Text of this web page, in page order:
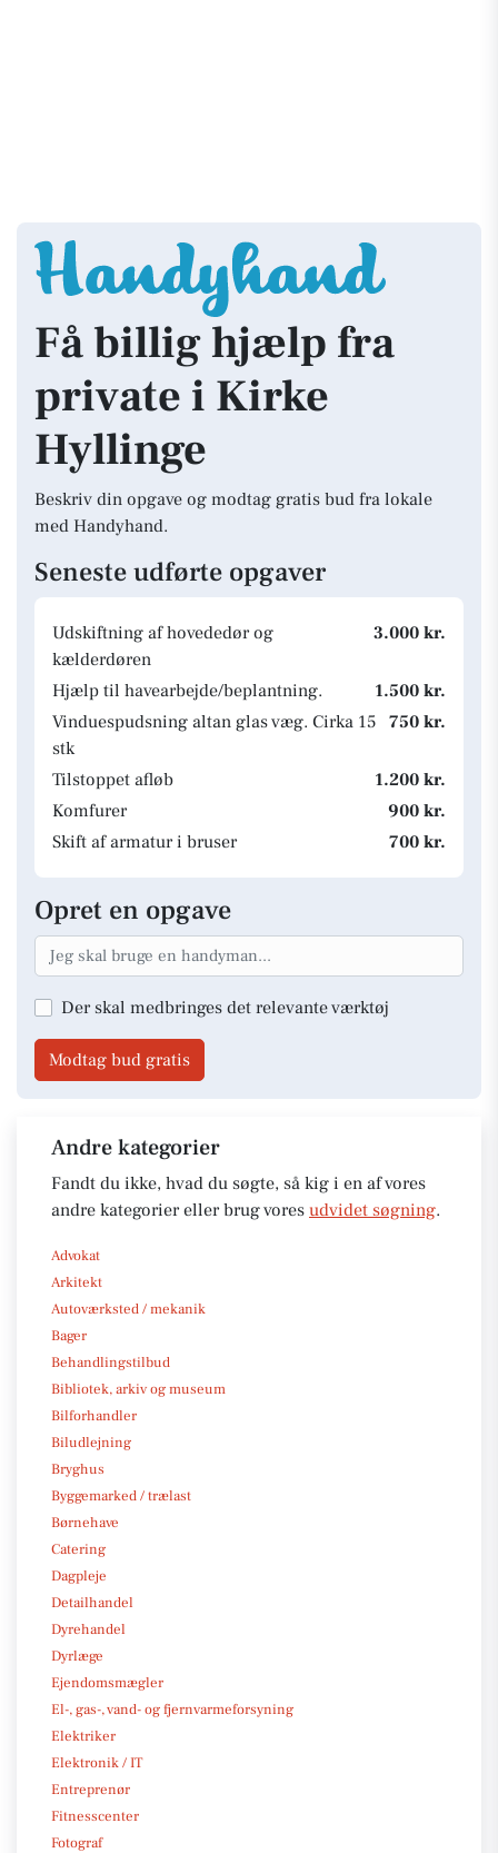
Få billig hjælp fra
private i Kirke
Hyllinge
Beskriv din opgave og modtag gratis bud fra lokale
med Handyhand.
Seneste udførte opgaver
Udskiftning af hovededør og
kælderdøren
3.000 kr.
Hjælp til havearbejde/beplantning.
1.500 kr.
Vinduespudsning altan glas væg. Cirka 15
stk
750 kr.
Tilstoppet afløb
1.200 kr.
Komfurer
900 kr.
Skift af armatur i bruser
700 kr.
Opret en opgave
Der skal medbringes det relevante værktøj
Modtag bud gratis
Andre kategorier
Fandt du ikke, hvad du søgte, så kig i en af vores
andre kategorier eller brug vores udvidet søgning.
Advokat
Arkitekt
Autoværksted / mekanik
Bager
Behandlingstilbud
Bibliotek, arkiv og museum
Bilforhandler
Biludlejning
Bryghus
Byggemarked / trælast
Børnehave
Catering
Dagpleje
Detailhandel
Dyrehandel
Dyrlæge
Ejendomsmægler
El-, gas-, vand- og fjernvarmeforsyning
Elektriker
Elektronik / IT
Entreprenør
Fitnesscenter
Fotograf